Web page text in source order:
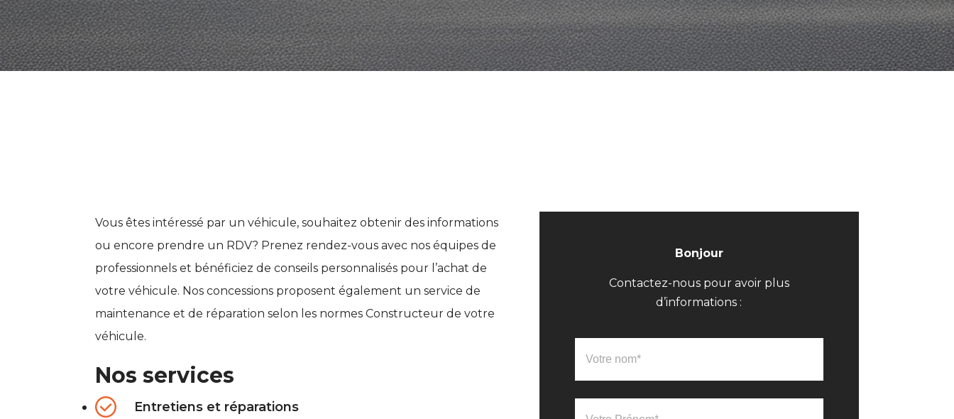
Vous êtes intéressé par un véhicule, souhaitez obtenir des informations
ou encore prendre un RDV? Prenez rendez-vous avec nos équipes de
professionnels et bénéficiez de conseils personnalisés pour l’achat de
votre véhicule. Nos concessions proposent également un service de
maintenance et de réparation selon les normes Constructeur de votre
véhicule.
Nos services
Entretiens et réparations
Bonjour
Contactez-nous pour avoir plus
d’informations :